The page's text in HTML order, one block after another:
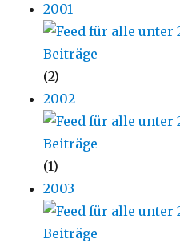
2001
(2)
2002
(1)
2003